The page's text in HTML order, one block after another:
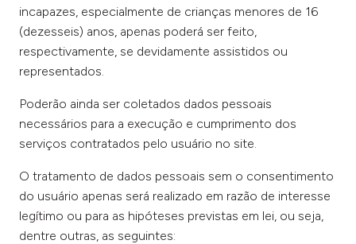
incapazes, especialmente de crianças menores de 16
(dezesseis) anos, apenas poderá ser feito,
respectivamente, se devidamente assistidos ou
representados.
Poderão ainda ser coletados dados pessoais
necessários para a execução e cumprimento dos
serviços contratados pelo usuário no site.
O tratamento de dados pessoais sem o consentimento
do usuário apenas será realizado em razão de interesse
legítimo ou para as hipóteses previstas em lei, ou seja,
dentre outras, as seguintes: